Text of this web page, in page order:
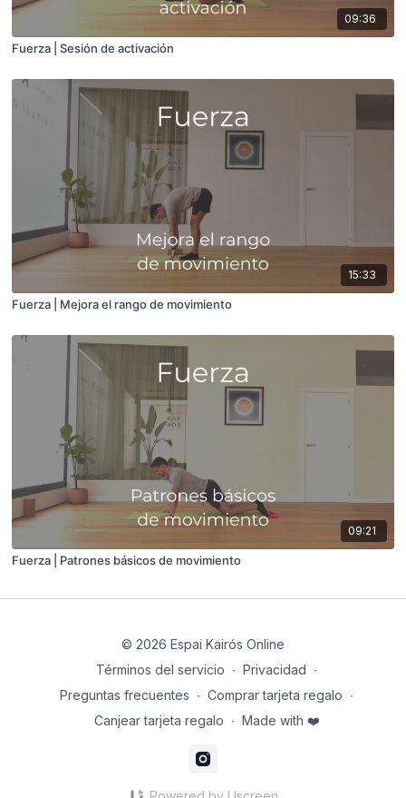
09:36
Fuerza | Sesión de activación
15:33
Fuerza | Mejora el rango de movimiento
09:21
Fuerza | Patrones básicos de movimiento
© 2026 Espai Kairós Online
Términos del servicio ∙ Privacidad ∙
Preguntas frecuentes ∙ Comprar tarjeta regalo ∙
Canjear tarjeta regalo ∙ Made with ❤️